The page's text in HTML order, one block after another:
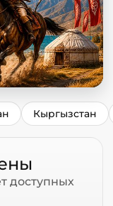
Кыргызстан
доступных